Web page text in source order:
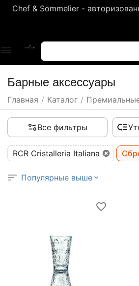
Chef & Sommelier -
Барные аксессуары
Главная / Каталог /
Все фильтры
RCR Cristalleria Italiana
Популярные выше